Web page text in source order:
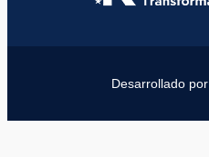
Desarrollado por